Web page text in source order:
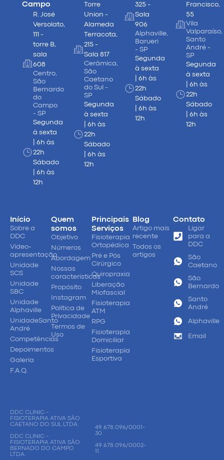
Campo
R. José
Versolato,
111 -
torre B,
sala
608
Centro,
São
Bernardo
do
Campo
- SP
Segunda
à sexta
| 6h às
22h
Sábado
| 6h às
12h
Torre
Union -
Alameda
Terracota,
215 -
Sala 817
Cerâmica,
São
Caetano
do Sul -
SP
Segunda
à sexta
| 6h às
22h
Sábado
| 6h às
12h
325 -
Sala
906
Alphaville,
Barueri
- SP
Segunda
à sexta
| 6h às
22h
Sábado
| 6h às
12h
Francisco,
55
Vila
Valparaíso,
Santo
André -
SP
Segunda
à sexta
| 6h às
22h
Sábado
| 6h às
12h
Início
Sobre a
DDC
Vídeo-
apresentação
Unidade
SCS
Unidade
SBC
Unidade
Alphaville
UnidadeSanto
André
Competências
Depoimentos
Galeria
F.A.Q.
Quem
somos
Objetivo
Números
Abordagem
Nossas
características
Propósito
Instagram
Política de
Privacidade
Termos de
Uso
Principais
Serviços
Fisioterapia
Ortopédica
Pré e Pós
Cirúrgico
Quiropraxia
Liberação
Miofascial
Fisioterapia
ATM
RPG
Fisioterapia
Domiciliar
Fisioterapia
Esportiva
Blog
Artigo mais
recente
Todos os
artigos
Contato
Ligar
para a
DDC
São
Caetano
São
Bernardo
Santo
André
Alphaville
Email
DDC CLINIC -
FISIOTERAPIA ATIVA SÃO
CAETANO DO SUL LTDA.
DDC CLINIC -
FISIOTERAPIA ATIVA SÃO
BERNADO DO CAMPO
LTDA.
49.678.096/0001-
30.
49.678.096/0002-
11